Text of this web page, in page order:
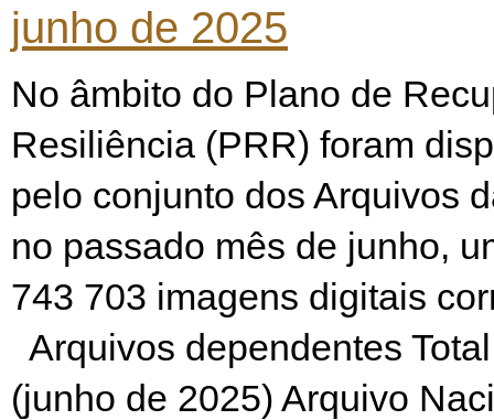
junho de 2025
No âmbito do Plano de
Resiliência (PRR) foram
pelo conjunto dos Arquivos
no passado mês de junho,
743 703 imagens digitais
Arquivos dependentes
(junho de 2025) Arquivo